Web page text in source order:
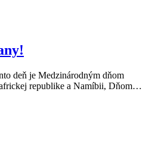
deň je Medzinárodným dňom
republike a Namíbii, Dňom…